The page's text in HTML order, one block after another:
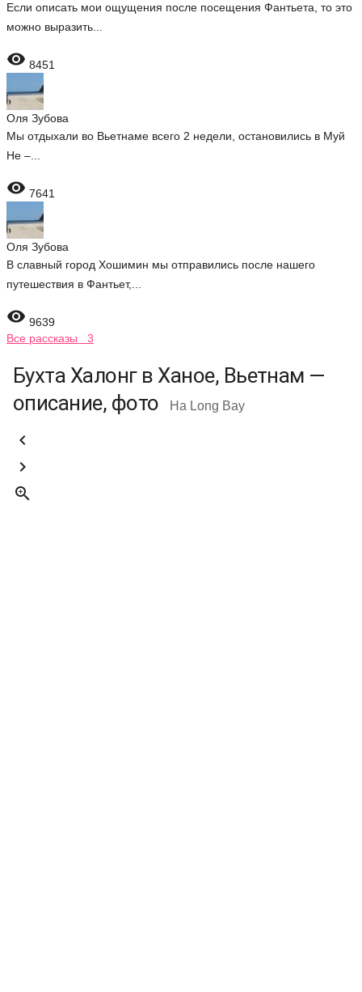
Если описать мои ощущения после посещения Фантьета, то это
можно выразить...
 8451
Оля Зубова
Мы отдыхали во Вьетнаме всего 2 недели, остановились в Муй
Не –...
 7641
Оля Зубова
В славный город Хошимин мы отправились после нашего
путешествия в Фантьет,...
 9639
Все рассказы 3
Бухта Халонг в Ханое, Вьетнам —
описание, фото
Ha Long Bay


